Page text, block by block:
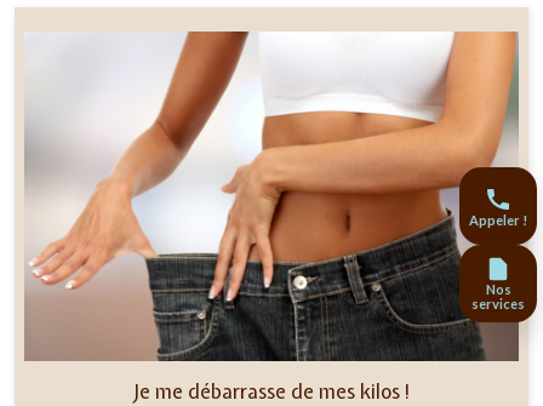
Je me débarrasse de mes kilos !
Appeler !
Nos
services